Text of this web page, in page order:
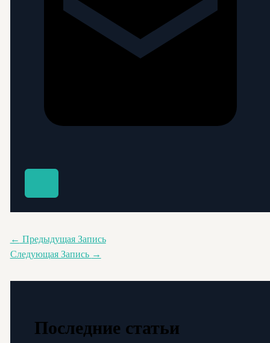
← Предыдущая Запись
Следующая Запись →
Последние статьи